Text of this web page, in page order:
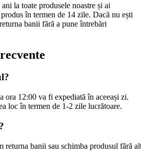
la toate produsele noastre și ai
în termen de 14 zile. Dacă nu ești
banii fără a pune întrebări
ora 12:00 va fi expediată în aceeași zi.
loc în termen de 1-2 zile lucrătoare.
returna banii sau schimba produsul fără